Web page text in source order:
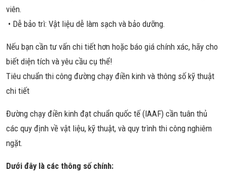
viên.
• Dễ bảo trì: Vật liệu dễ làm sạch và bảo dưỡng.
Nếu bạn cần tư vấn chi tiết hơn hoặc báo giá chính xác, hãy cho
biết diện tích và yêu cầu cụ thể!
Tiêu chuẩn thi công đường chạy điền kinh và thông số kỹ thuật
chi tiết
Đường chạy điền kinh đạt chuẩn quốc tế (IAAF) cần tuân thủ
các quy định về vật liệu, kỹ thuật, và quy trình thi công nghiêm
ngặt.
Dưới đây là các thông số chính: